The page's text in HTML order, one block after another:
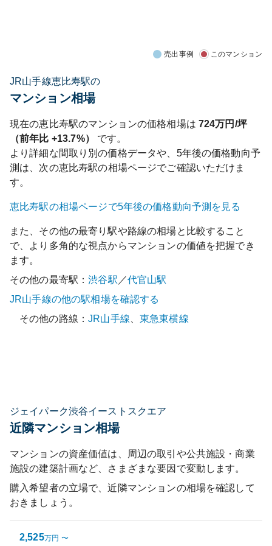
売出事例 このマンション
JR山手線恵比寿駅の
マンション相場
現在の恵比寿駅のマンションの価格相場は 724万円/坪
（前年比 +13.7%）
です。
より詳細な間取り別の価格データや、5年後の価格動向予
測は、次の恵比寿駅の相場ページでご確認いただけま
す。
恵比寿駅の相場ページで5年後の価格動向予測を見る
また、その他の最寄り駅や路線の相場と比較すること
で、より多角的な視点からマンションの価値を把握でき
ます。
その他の最寄駅：渋谷駅 ／代官山駅
JR山手線の他の駅相場を確認する
その他の路線：JR山手線 東急東横線
ジェイパーク渋谷イーストスクエア
近隣マンション相場
マンションの資産価値は、周辺の取引や公共施設・商業
施設の建築計画など、さまざまな要因で変動します。
購入希望者の立場で、近隣マンションの相場を確認して
おきましょう。
2,525万円 〜